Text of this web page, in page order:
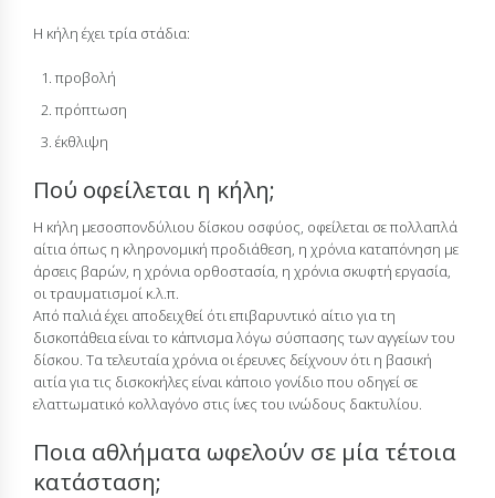
Η κήλη έχει τρία στάδια:
προβολή
πρόπτωση
έκθλιψη
Πού οφείλεται η κήλη;
Η κήλη μεσοσπονδύλιου δίσκου οσφύος, οφείλεται σε πολλαπλά
αίτια όπως η κληρονομική προδιάθεση, η χρόνια καταπόνηση με
άρσεις βαρών, η χρόνια ορθοστασία, η χρόνια σκυφτή εργασία,
οι τραυματισμοί κ.λ.π.
Από παλιά έχει αποδειχθεί ότι επιβαρυντικό αίτιο για τη
δισκοπάθεια είναι το κάπνισμα λόγω σύσπασης των αγγείων του
δίσκου. Τα τελευταία χρόνια οι έρευνες δείχνουν ότι η βασική
αιτία για τις δισκοκήλες είναι κάποιο γονίδιο που οδηγεί σε
ελαττωματικό κολλαγόνο στις ίνες του ινώδους δακτυλίου.
Ποια αθλήματα ωφελούν σε μία τέτοια
κατάσταση;